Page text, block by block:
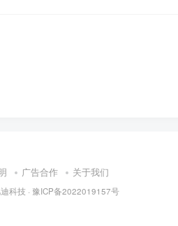
广告合作 关于我们
科技 · 豫ICP备2022019157号